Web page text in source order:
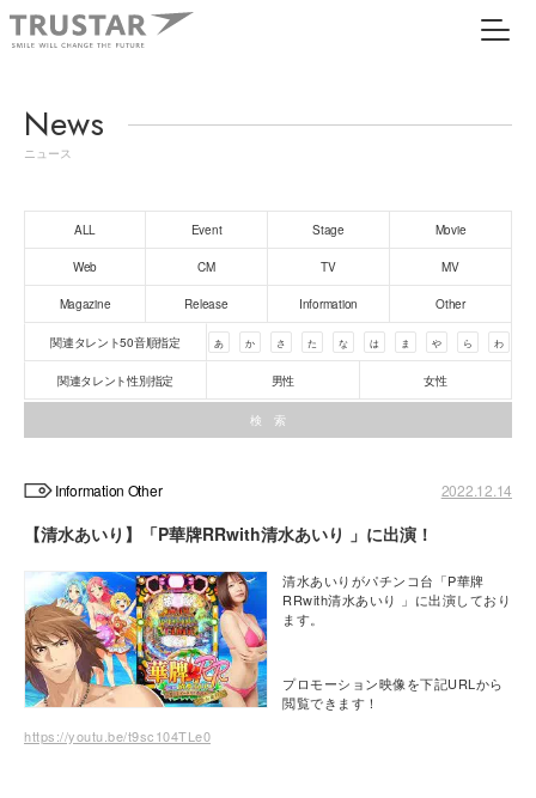
News
ニュース
ALL Event Stage Movie
Web CM TV MV
Magazine Release Information Other
関連タレント50音順指定 あ か さ た な は ま や ら わ
関連タレント性別指定 男性 女性
Information Other 2022.12.14
【清水あいり】「P華牌RRwith清水あいり 」に出演！
清水あいりがパチンコ台「P華牌
RRwith清水あいり 」に出演しており
ます。
プロモーション映像を下記URLから
閲覧できます！
https://youtu.be/t9sc104TLe0